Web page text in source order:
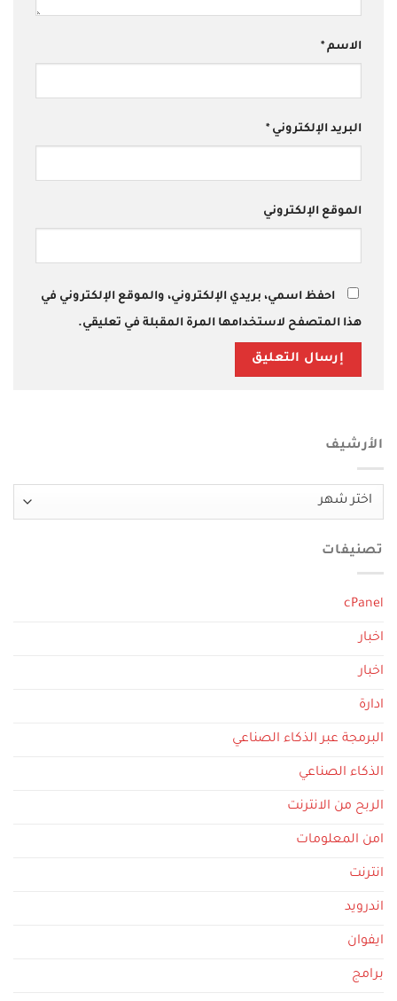
الاسم *
البريد الإلكتروني *
الموقع الإلكتروني
احفظ اسمي، بريدي الإلكتروني، والموقع الإلكتروني في
هذا المتصفح لاستخدامها المرة المقبلة في تعليقي.
الأرشيف
الأرشيف
تصنيفات
cPanel
اخبار
اخبار
ادارة
البرمجة عبر الذكاء الصناعي
الذكاء الصناعي
الربح من الانترنت
امن المعلومات
انترنت
اندرويد
ايفوان
برامج